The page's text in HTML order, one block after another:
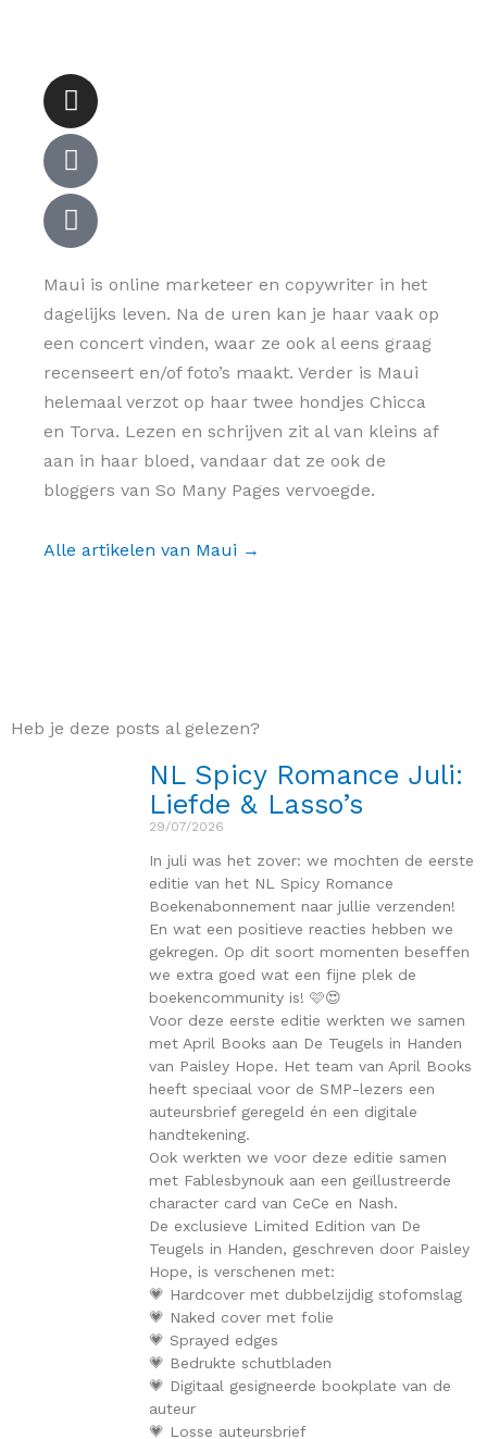
Instagram
Tiktok
Goodreads-
g
Maui is online marketeer en copywriter in het
dagelijks leven. Na de uren kan je haar vaak op
een concert vinden, waar ze ook al eens graag
recenseert en/of foto’s maakt. Verder is Maui
helemaal verzot op haar twee hondjes Chicca
en Torva. Lezen en schrijven zit al van kleins af
aan in haar bloed, vandaar dat ze ook de
bloggers van So Many Pages vervoegde.
Alle artikelen van Maui →
Heb je deze posts al gelezen?
NL Spicy Romance Juli:
Liefde & Lasso’s
29/07/2026
In juli was het zover: we mochten de eerste
editie van het NL Spicy Romance
Boekenabonnement naar jullie verzenden!
En wat een positieve reacties hebben we
gekregen. Op dit soort momenten beseffen
we extra goed wat een fijne plek de
boekencommunity is! 🩷😍
Voor deze eerste editie werkten we samen
met April Books aan De Teugels in Handen
van Paisley Hope. Het team van April Books
heeft speciaal voor de SMP-lezers een
auteursbrief geregeld én een digitale
handtekening.
Ook werkten we voor deze editie samen
met Fablesbynouk aan een geïllustreerde
character card van CeCe en Nash.
De exclusieve Limited Edition van De
Teugels in Handen, geschreven door Paisley
Hope, is verschenen met:
💗 Hardcover met dubbelzijdig stofomslag
💗 Naked cover met folie
💗 Sprayed edges
💗 Bedrukte schutbladen
💗 Digitaal gesigneerde bookplate van de
auteur
💗 Losse auteursbrief